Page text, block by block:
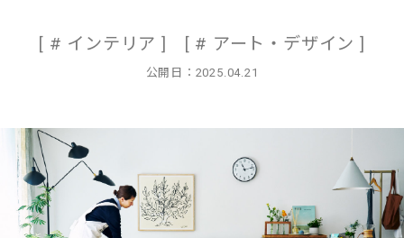
[ # インテリア ] [ # アート・デザイン ]
公開日：2025.04.21